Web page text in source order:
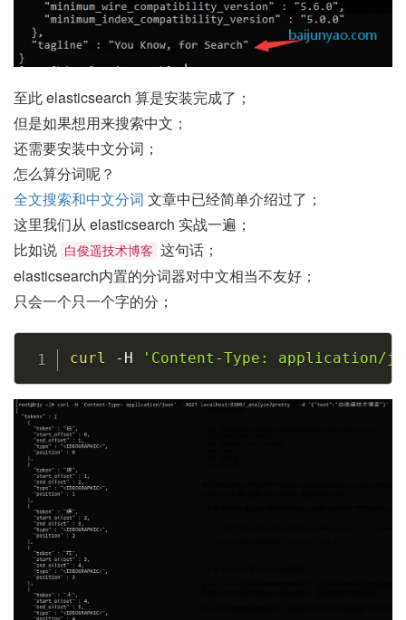
至此 elasticsearch 算是安装完成了；
但是如果想用来搜索中文；
还需要安装中文分词；
怎么算分词呢？
全文搜索和中文分词 文章中已经简单介绍过了；
这里我们从 elasticsearch 实战一遍；
比如说 白俊遥技术博客 这句话；
elasticsearch内置的分词器对中文相当不友好；
只会一个只一个字的分；
curl -H 'Content-Type: application/
Copy